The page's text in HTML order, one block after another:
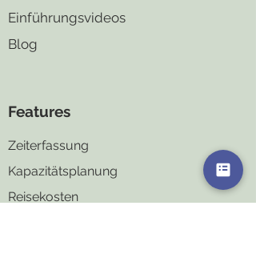
Einführungsvideos
Blog
Features
Zeiterfassung
Kapazitätsplanung
Reisekosten